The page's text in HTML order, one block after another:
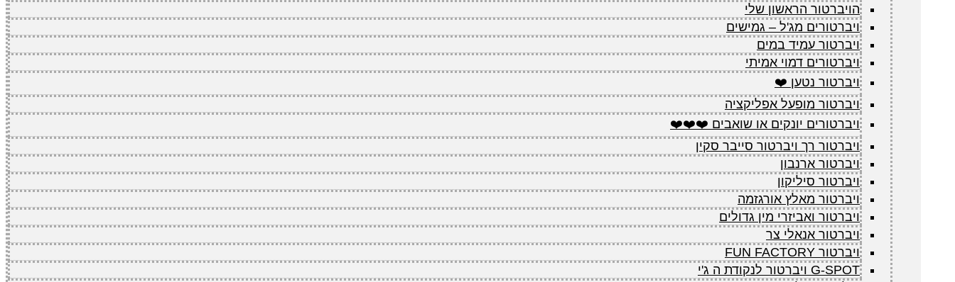
הויברטור הראשון שלי
ויברטורים מג'ל – גמישים
ויברטור עמיד במים
ויברטורים דמוי אמיתי
ויברטור נטען ❤️
ויברטור מופעל אפליקציה
ויברטורים יונקים או שואבים ❤️❤️❤️
ויברטור רך ויברטור סייבר סקין
ויברטור ארנבון
ויברטור סיליקון
ויברטור מאלץ אורגזמה
ויברטור ואביזרי מין גדולים
ויברטור אנאלי צר
ויברטור FUN FACTORY
G-SPOT ויברטור לנקודת ה ג'י